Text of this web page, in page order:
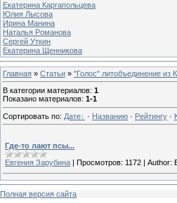
Екатерина Каргапольцева
Юлия Лысова
Ирина Манина
Наталья Романова
Сергей Уткин
Екатерина Щенникова
Главная » Статьи » "Голос" литобъединение из
В категории материалов: 1
Показано материалов: 1-1
Сортировать по: Дате · Названию · Рейтингу ·
Где-то лают псы...
Евгения Зарубина
Просмотров: 1172 Author:
Полная версия сайта